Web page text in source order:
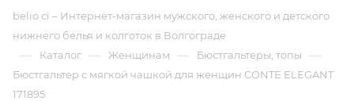
belio ci – Интернет-магазин мужского, женского и детского
нижнего белья и колготок в Волгограде
— Каталог — Женщинам — Бюстгальтеры, топы —
Бюстгальтер с мягкой чашкой для женщин CONTE ELEGANT
171895